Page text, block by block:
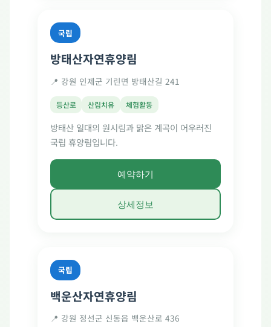
국립
방태산자연휴양림
📍 강원 인제군 기린면 방태산길 241
등산로 산림치유 체험활동
방태산 일대의 원시림과 맑은 계곡이 어우러진
국립 휴양림입니다.
예약하기
상세정보
국립
백운산자연휴양림
📍 강원 정선군 신동읍 백운산로 436